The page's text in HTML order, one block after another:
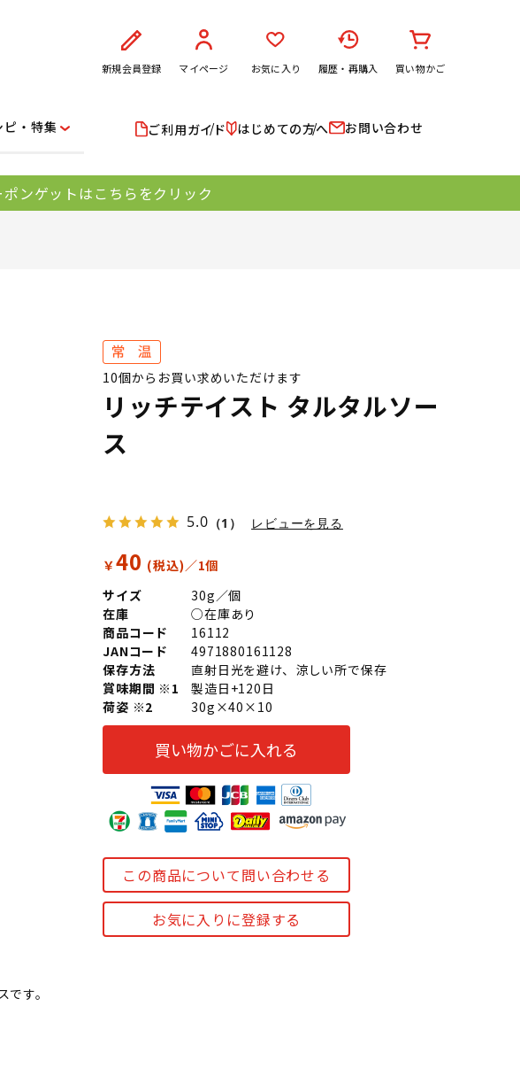
新規会員登録 マイページ お気に入り 履歴・再購入 買い物かご
ピ・特集 ご利用ガイド はじめての方へ お問い合わせ
ンゲットはこちらをクリック
す。
10個からお買い求めいただけます
リッチテイスト タルタルソー
ス
5.0 （1） レビューを見る
￥40
商品コード 16112
サイズ
30g／個
在庫
○在庫あり
JANコード
4971880161128
保存方法
直射日光を避け、涼しい所で保存
賞味期間 ※1
製造日+120日
荷姿 ※2
30g×40×10
買い物かごに入れる
この商品について問い合わせる
お気に入りに登録する